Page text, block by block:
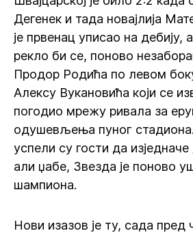
Дегенек и тада новајлија
је првенац уписао на дебију,
рекло би се, поново
Продор Родића по левом
Алексу Вукановића који се
погодио мрежу ривала за
одушевљења пуног
успели су гости да
али џабе, Звезда је поново
шампиона.
Нови изазов је ту, сада пред